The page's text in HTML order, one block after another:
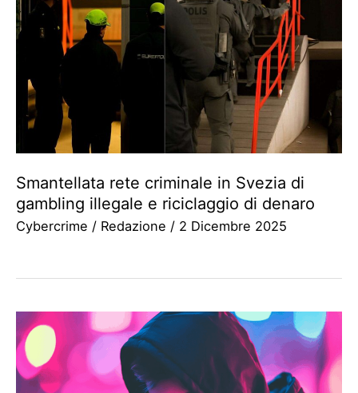
Smantellata rete criminale in Svezia di
gambling illegale e riciclaggio di denaro
Cybercrime / Redazione / 2 Dicembre 2025